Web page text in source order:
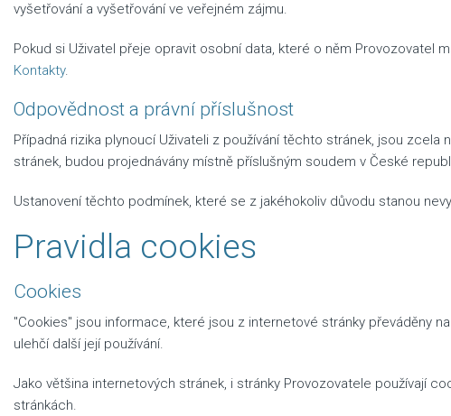
vyšetřování a vyšetřování ve veřejném zájmu.
Pokud si Uživatel přeje opravit osobní data, které o něm Provozovatel
Kontakty.
Odpovědnost a právní příslušnost
Případná rizika plynoucí Uživateli z používání těchto stránek, jsou
stránek, budou projednávány místně příslušným soudem v České
Ustanovení těchto podmínek, které se z jakéhokoliv důvodu stanou
Pravidla cookies
Cookies
"Cookies" jsou informace, které jsou z internetové stránky převáděny
ulehčí další její používání.
Jako většina internetových stránek, i stránky Provozovatele používají
stránkách.